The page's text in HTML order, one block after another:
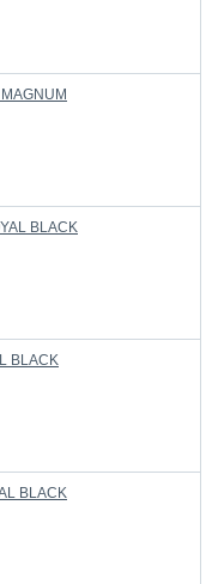
BLACK
BLACK
BLACK